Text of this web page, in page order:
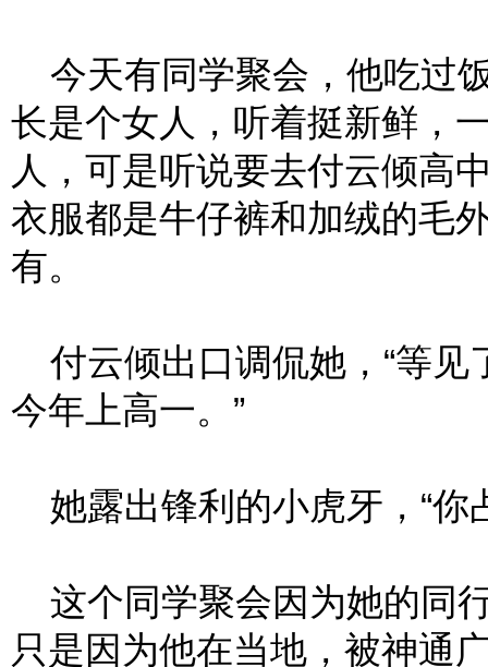
今天有同学聚会，他吃过
长是个女人，听着挺新鲜，
人，可是听说要去付云倾高
衣服都是牛仔裤和加绒的毛
有。
付云倾出口调侃她，“等见
今年上高一。”
她露出锋利的小虎牙，“你
这个同学聚会因为她的同
只是因为他在当地，被神通